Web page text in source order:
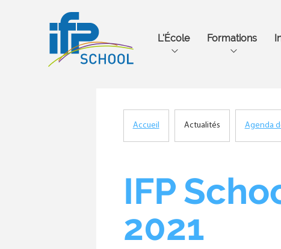
Main
navigation
L'École Formations
Accueil Actualités Agenda
IFP
2021